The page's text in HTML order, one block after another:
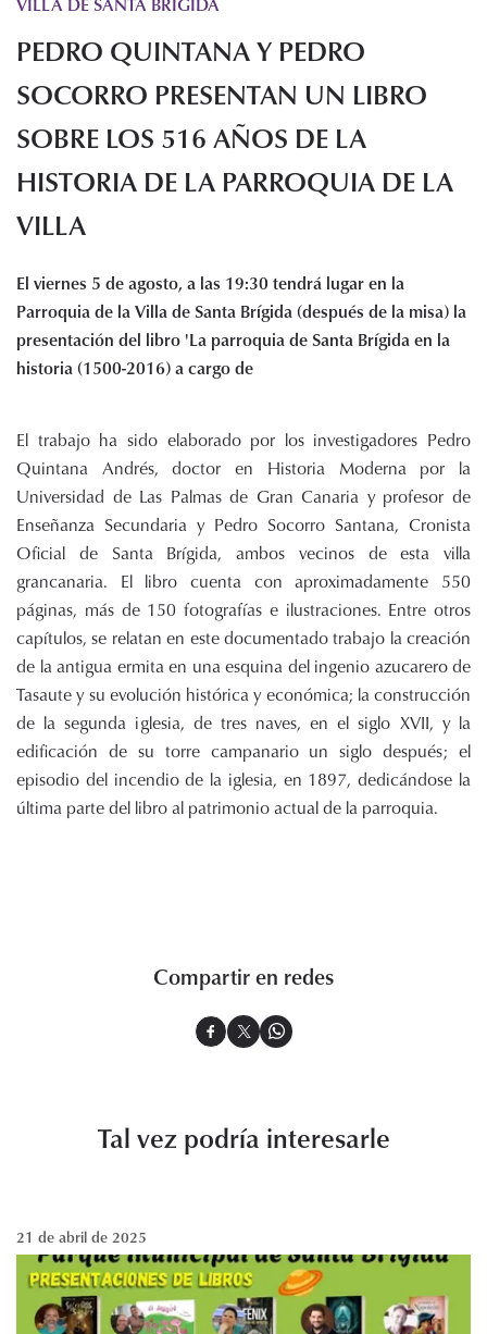
Servicios
Noticias
Recursos
Enlaces de interés
Audiovisuales
Sede electrónica
Contacto
PEDRO QUINTANA Y PEDRO
SOCORRO PRESENTAN UN LIBRO
SOBRE LOS 516 AÑOS DE LA
HISTORIA DE LA PARROQUIA DE LA
VILLA
El viernes 5 de agosto, a las 19:30 tendrá lugar en la
Parroquia de la Villa de Santa Brígida (después de la misa) la
presentación del libro 'La parroquia de Santa Brígida en la
historia (1500-2016) a cargo de
El trabajo ha sido elaborado por los investigadores Pedro
Quintana Andrés, doctor en Historia Moderna por la
Universidad de Las Palmas de Gran Canaria y profesor de
Enseñanza Secundaria y Pedro Socorro Santana, Cronista
Oficial de Santa Brígida, ambos vecinos de esta villa
grancanaria. El libro cuenta con aproximadamente 550
páginas, más de 150 fotografías e ilustraciones. Entre otros
capítulos, se relatan en este documentado trabajo la creación
de la antigua ermita en una esquina del ingenio azucarero de
Tasaute y su evolución histórica y económica; la construcción
de la segunda iglesia, de tres naves, en el siglo XVII, y la
edificación de su torre campanario un siglo después; el
episodio del incendio de la iglesia, en 1897, dedicándose la
última parte del libro al patrimonio actual de la parroquia.
Compartir en redes
Tal vez podría interesarle
21 de abril de 2025